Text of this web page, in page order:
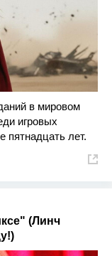
в мировом
игровых
пятнадцать лет.
(Линч